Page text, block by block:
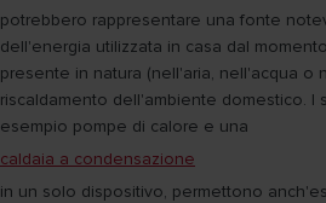
potrebbero rappresentare una fonte
dell'energia utilizzata in casa dal
presente in natura (nell'aria, nell'acqua o
riscaldamento dell'ambiente domestico. I
esempio pompe di calore e una
caldaia a condensazione
in un solo dispositivo, permettono